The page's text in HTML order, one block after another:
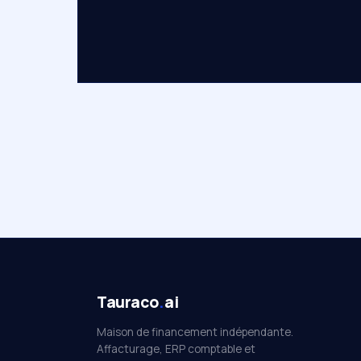
Tauraco.ai
Maison de financement indépendante.
Affacturage, ERP comptable et